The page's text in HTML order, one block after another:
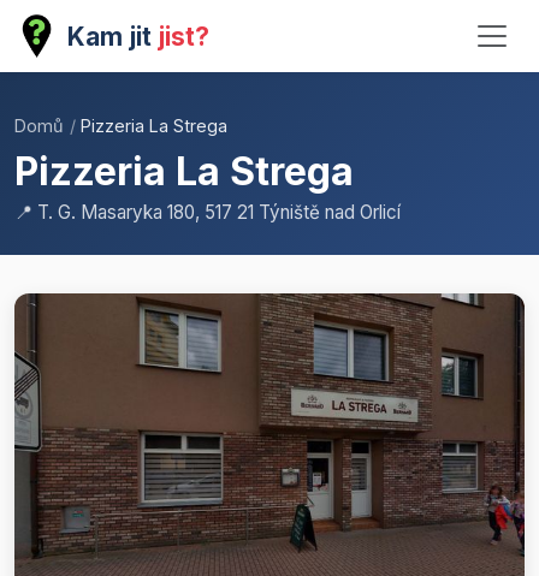
Kam jit jist?
Domů / Pizzeria La Strega
Pizzeria La Strega
📍 T. G. Masaryka 180, 517 21 Týniště nad Orlicí